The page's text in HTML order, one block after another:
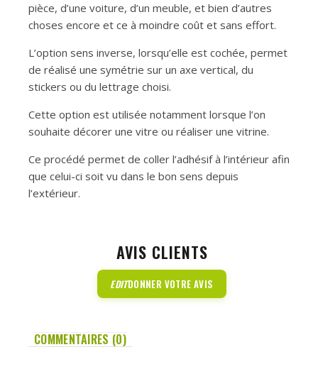
pièce, d’une voiture, d’un meuble, et bien d’autres
choses encore et ce à moindre coût et sans effort.
L’option sens inverse, lorsqu’elle est cochée, permet
de réalisé une symétrie sur un axe vertical, du
stickers ou du lettrage choisi.
Cette option est utilisée notamment lorsque l’on
souhaite décorer une vitre ou réaliser une vitrine.
Ce procédé permet de coller l’adhésif à l’intérieur afin
que celui-ci soit vu dans le bon sens depuis
l’extérieur.
AVIS CLIENTS
EDITDONNER VOTRE AVIS
COMMENTAIRES (0)